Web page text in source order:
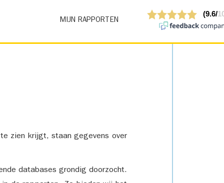
MIJN RAPPORTEN
zien krijgt, staan gegevens over
databases grondig doorzocht.